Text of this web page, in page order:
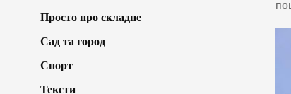
Просто про складне
Сад та город
Спорт
Тексти